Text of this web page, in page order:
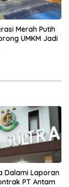
Merah Putih
UMKM Jadi
Dalami Laporan
PT Antam